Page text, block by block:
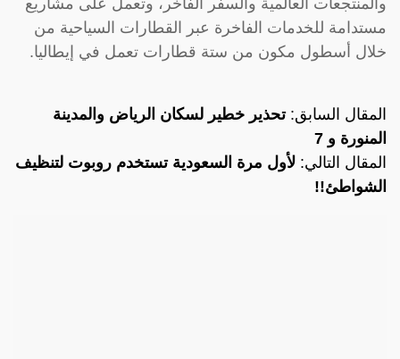
مستدامة للخدمات الفاخرة عبر القطارات السياحية من
خلال أسطول مكون من ستة قطارات تعمل في إيطاليا.
المقال السابق:تحذير خطير لسكان الرياض والمدينة
المنورة و 7
المقال التالي: لأول مرة السعودية تستخدم روبوت لتنظيف
الشواطئ!!